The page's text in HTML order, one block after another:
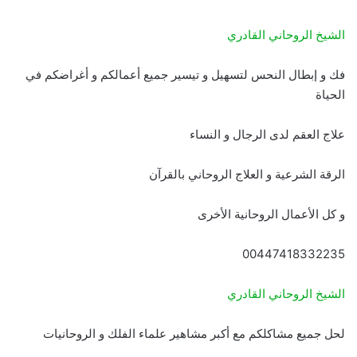
الشيخ الروحاني القادري
فك و إبطال النحس لتسهيل و تيسير جميع أعمالكم و أغراضكم في
الحياة
علاج العقم لدى الرجال و النساء
الرقة الشرعية و العلاج الروحاني بالقرآن
و كل الأعمال الروحانية الأخرى
00447418332235
الشيخ الروحاني القادري
لحل جميع مشاكلكم مع أكبر مشاهير علماء الفلك و الروحانيات